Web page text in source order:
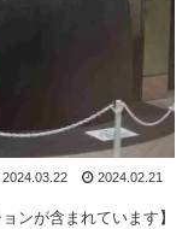
2024.03.22 2024.02.21
ンが含まれています】